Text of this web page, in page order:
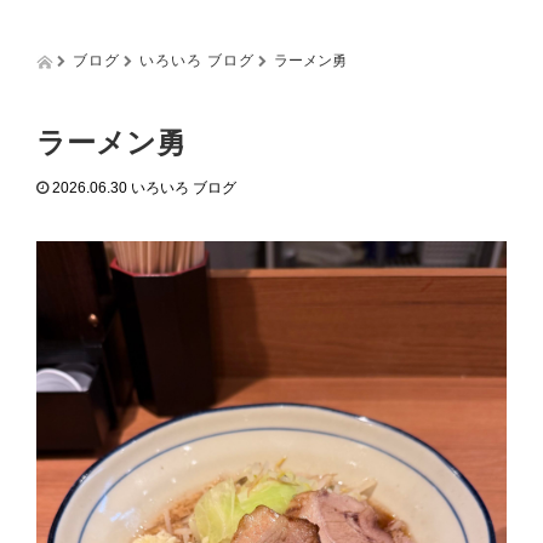
t
i
ブログ いろいろ ブログ ラーメン勇
ラーメン勇
2026.06.30 いろいろ ブログ